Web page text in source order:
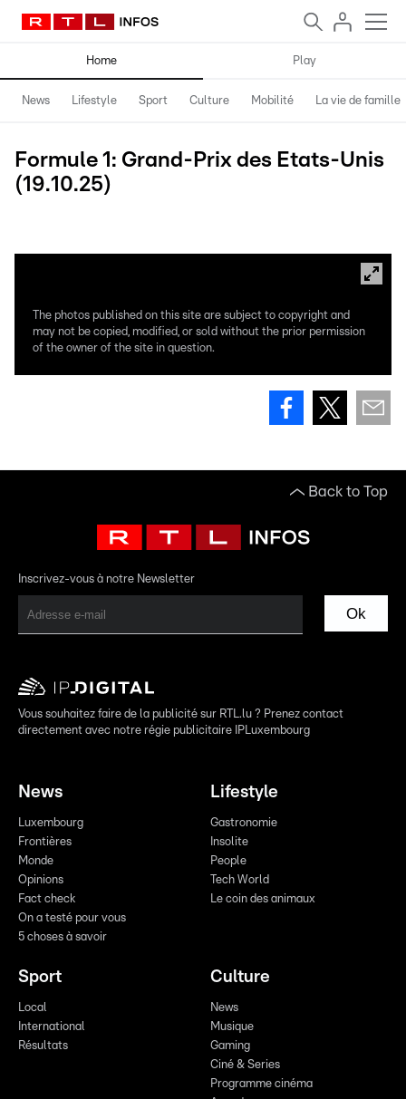
Home Play
News Lifestyle Sport Culture Mobilité La vie de famille
Formule 1: Grand-Prix des Etats-Unis
(19.10.25)
The photos published on this site are subject to copyright and
may not be copied, modified, or sold without the prior permission
of the owner of the site in question.
Back to Top
Inscrivez-vous à notre Newsletter
Ok
Vous souhaitez faire de la publicité sur RTL.lu ? Prenez contact
directement avec notre régie publicitaire IPLuxembourg
News
Luxembourg
Frontières
Monde
Opinions
Fact check
On a testé pour vous
5 choses à savoir
Lifestyle
Gastronomie
Insolite
People
Tech World
Le coin des animaux
Sport
Local
International
Résultats
Culture
News
Musique
Gaming
Ciné & Series
Programme cinéma